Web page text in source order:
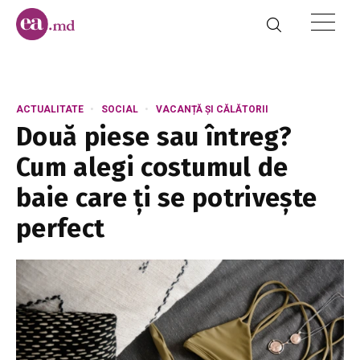
ACTUALITATE SOCIAL VACANȚĂ ȘI CĂLĂTORII
Două piese sau întreg?
Cum alegi costumul de
baie care ți se potrivește
perfect